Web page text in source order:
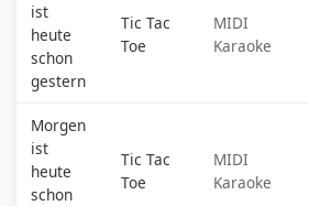
ist
heute
schon
gestern
Tic Tac
Toe
MIDI
Karaoke
Morgen
ist
heute
schon
Tic Tac
Toe
MIDI
Karaoke